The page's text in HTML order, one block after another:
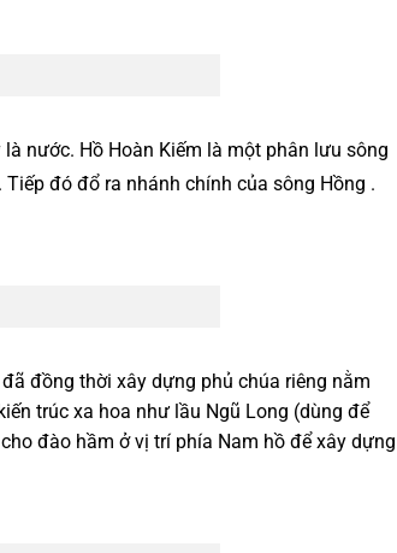
nước. Hồ Hoàn Kiếm là một phân lưu sông
đó đổ ra nhánh chính của sông Hồng .
đồng thời xây dựng phủ chúa riêng nằm
trúc xa hoa như lầu Ngũ Long (dùng để
đào hầm ở vị trí phía Nam hồ để xây dựng